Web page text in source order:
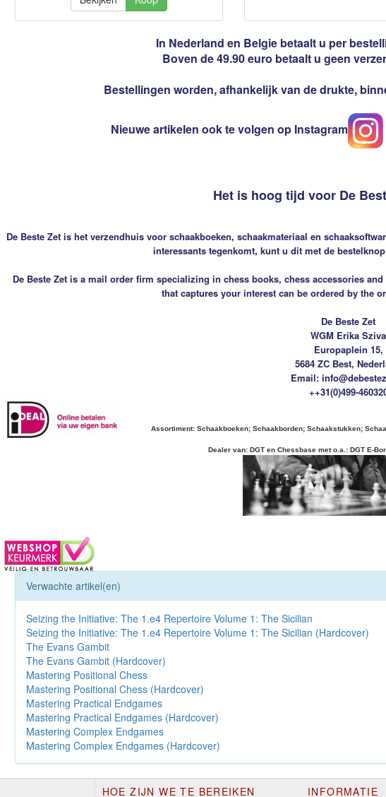
In Nederland en Belgie betaalt u per
Boven de 49.90 euro betaalt u geen
Bestellingen worden, afhankelijk van de drukte,
Nieuwe artikelen ook te volgen op Instagram
Het is hoog tijd voor De
De Beste Zet is het verzendhuis voor schaakboeken, schaakmateriaal en
interessants tegenkomt, kunt u dit met de
De Beste Zet is a mail order firm specializing in chess books, chess accessories
that captures your interest can be ordered by the
De Beste Zet
WGM Erika Sziva
Europaplein 15,
5684 ZC Best,
Email:
++31(0)499-
Assortiment: Schaakboeken; Schaakborden; Schaakstukken;
Dealer van: DGT en Chessbase met o.a.: DGT E-
Verwachte artikel(en)
Seizing the Initiative: The 1.e4 Repertoire Volume 1: The Sicilian
Seizing the Initiative: The 1.e4 Repertoire Volume 1: The Sicilian (Hardcover)
The Evans Gambit
The Evans Gambit (Hardcover)
Mastering Positional Chess
Mastering Positional Chess (Hardcover)
Mastering Practical Endgames
Mastering Practical Endgames (Hardcover)
Mastering Complex Endgames
Mastering Complex Endgames (Hardcover)
HOE ZIJN WE TE BEREIKEN INFORMATIE